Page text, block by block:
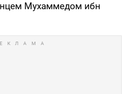
Мухаммедом ибн